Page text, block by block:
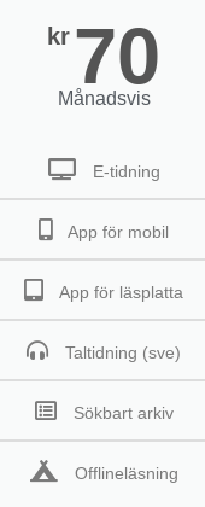
kr 70
Månadsvis
E-tidning
App för mobil
App för läsplatta
Taltidning (sve)
Sökbart arkiv
Offlineläsning